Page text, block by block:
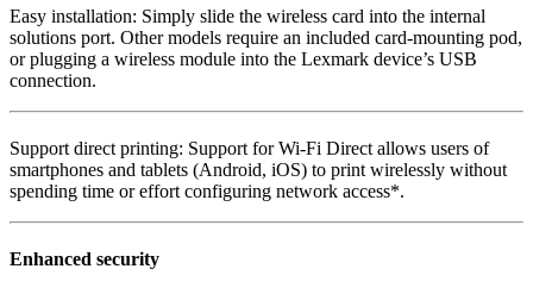
Easy installation: Simply slide the wireless card into the internal
solutions port. Other models require an included card-mounting pod,
or plugging a wireless module into the Lexmark device’s USB
connection.
Support direct printing: Support for Wi-Fi Direct allows users of
smartphones and tablets (Android, iOS) to print wirelessly without
spending time or effort configuring network access*.
Enhanced security